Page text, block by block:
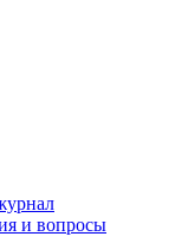
и вопросы